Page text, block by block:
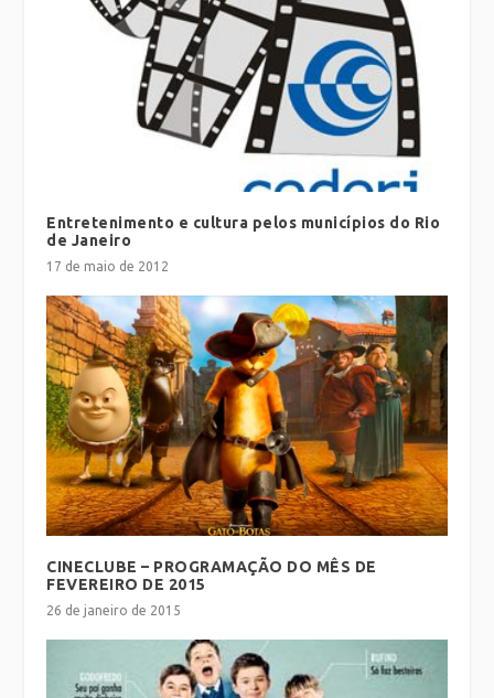
Entretenimento e cultura pelos municípios do Rio
de Janeiro
17 de maio de 2012
CINECLUBE – PROGRAMAÇÃO DO MÊS DE
FEVEREIRO DE 2015
26 de janeiro de 2015